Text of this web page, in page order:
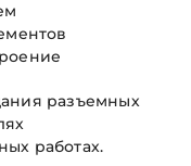
разъемных
работах.